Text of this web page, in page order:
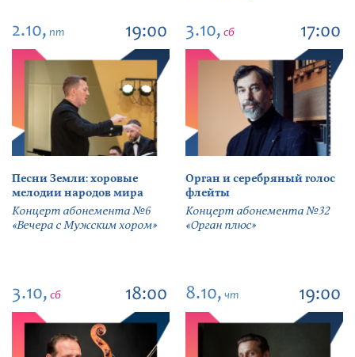
2.10, пт 19:00
Песни Земли: хоровые
мелодии народов мира
Концерт абонемента №6
«Вечера с Мужским хором»
3.10, сб 17:00
Орган и серебряный голос
флейты
Концерт абонемента №32
«Орган плюс»
3.10, сб 18:00 8.10, чт 19:00